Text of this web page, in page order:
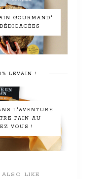
GOURMAND"
LEVAIN !
L'AVENTURE
PAIN AU
VOUS !
LIKE